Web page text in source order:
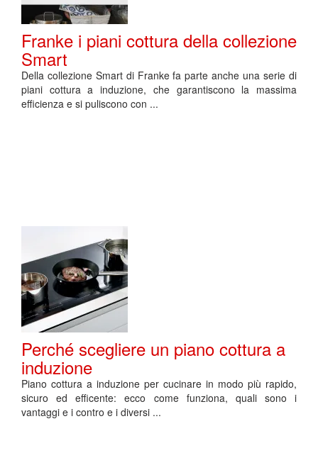
Franke i piani cottura della collezione
Smart
Della collezione Smart di Franke fa parte anche una serie di
piani cottura a induzione, che garantiscono la massima
efficienza e si puliscono con ...
Perché scegliere un piano cottura a
induzione
Piano cottura a induzione per cucinare in modo più rapido,
sicuro ed efficente: ecco come funziona, quali sono i
vantaggi e i contro e i diversi ...